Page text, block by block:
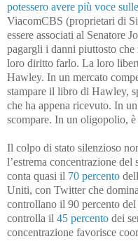
potessero avere più voce
ViacomCBS (proprietari di
essere associati al Senatore
pagargli i danni piuttosto
loro diritto farlo. La loro
Hawley. In un mercato
stampare il libro di Hawley,
che ha appena ricevuto. In
scompare. In un oligopolio,
Il colpo di stato silenzioso
l’estrema concentrazione
conta quasi il 70 percento
Uniti, con Twitter che
controllano il 90 percento
controlla il 45 percento dei
concentrazione favorisce